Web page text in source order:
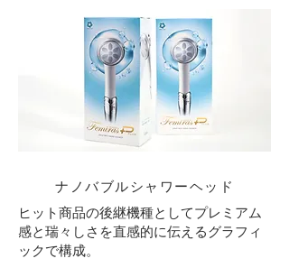
ナノバブルシャワーヘッド
ヒット商品の後継機種としてプレミアム
感と瑞々しさを直感的に伝えるグラフィ
ックで構成。